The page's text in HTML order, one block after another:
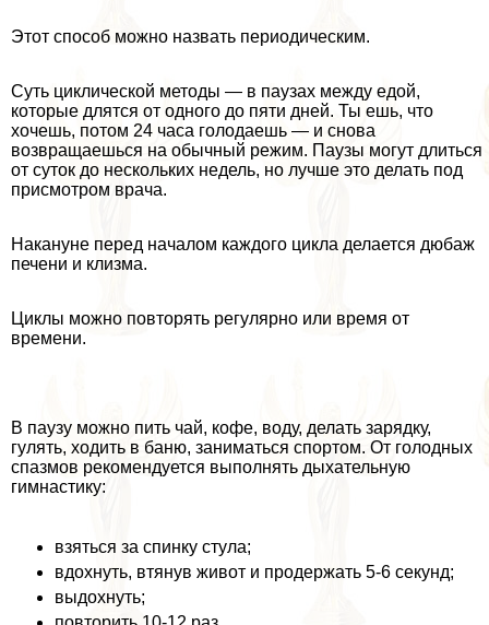
Этот способ можно назвать периодическим.
Суть циклической методы — в паузах между едой,
которые длятся от одного до пяти дней. Ты ешь, что
хочешь, потом 24 часа голодаешь — и снова
возвращаешься на обычный режим. Паузы могут длиться
от суток до нескольких недель, но лучше это делать под
присмотром врача.
Накануне перед началом каждого цикла делается дюбаж
печени и клизма.
Циклы можно повторять регулярно или время от
времени.
В паузу можно пить чай, кофе, воду, делать зарядку,
гулять, ходить в баню, заниматься спортом. От голодных
спазмов рекомендуется выполнять дыхательную
гимнастику:
взяться за спинку стула;
вдохнуть, втянув живот и продержать 5-6 секунд;
выдохнуть;